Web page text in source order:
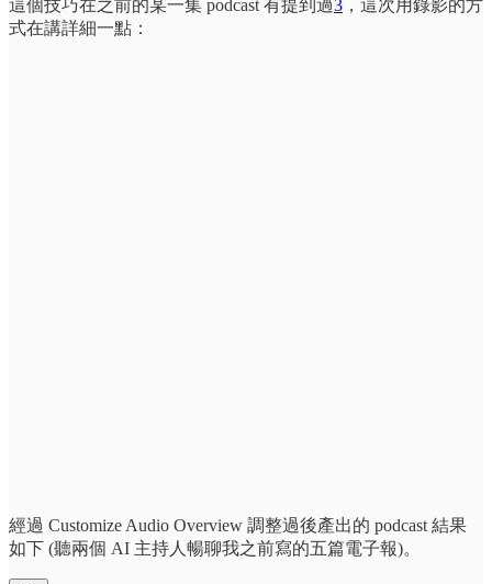
這個技巧在之前的某一集 podcast 有提到過3 ，這次用錄影的方
式在講詳細一點：
經過 Customize Audio Overview 調整過後產出的 podcast 結果
如下 (聽兩個 AI 主持人暢聊我之前寫的五篇電子報)。